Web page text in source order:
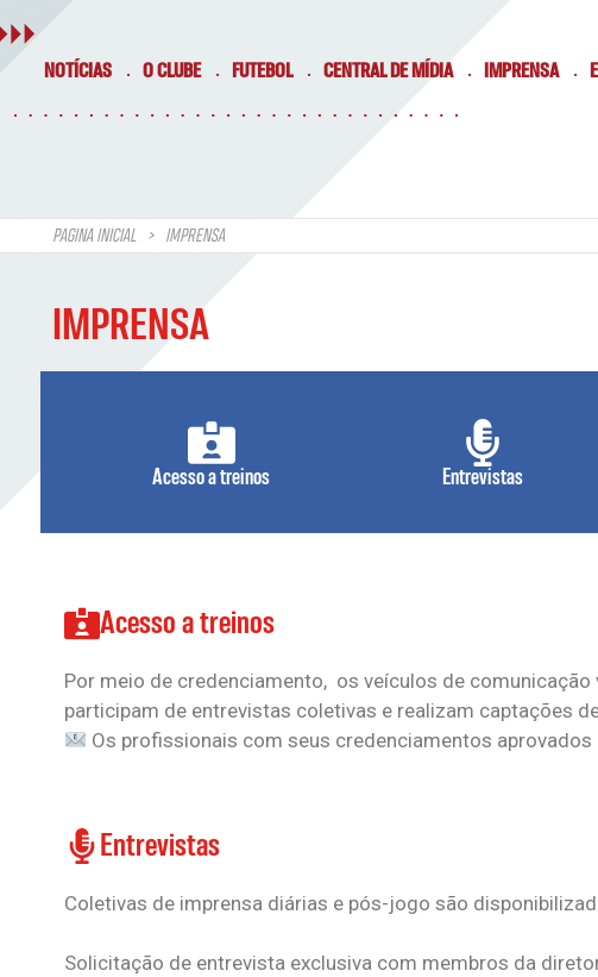
NOTÍCIAS O CLUBE FUTEBOL CENTRAL DE MÍDIA IMPRENSA
PAGINA INICIAL IMPRENSA
IMPRENSA
Acesso a treinos Entrevistas
Acesso a treinos
Por meio de credenciamento, os veículos de
participam de entrevistas coletivas e realizam captações
Os profissionais com seus credenciamentos
Entrevistas
Coletivas de imprensa diárias e pós-jogo são
Solicitação de entrevista exclusiva com membros da